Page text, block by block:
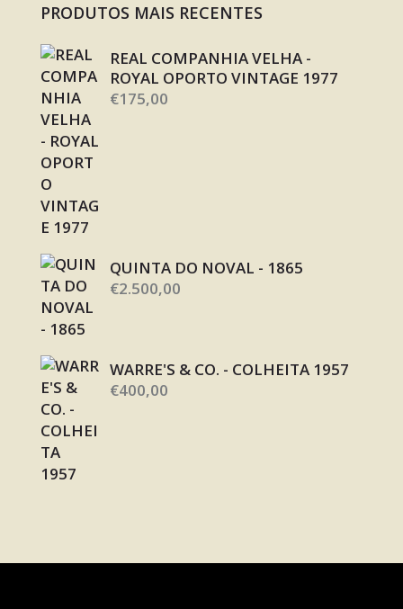
PRODUTOS MAIS RECENTES
REAL COMPANHIA VELHA -
ROYAL OPORTO VINTAGE 1977
€175,00
QUINTA DO NOVAL - 1865
€2.500,00
WARRE'S & CO. - COLHEITA 1957
€400,00